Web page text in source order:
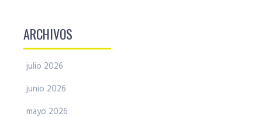
ARCHIVOS
julio 2026
junio 2026
mayo 2026